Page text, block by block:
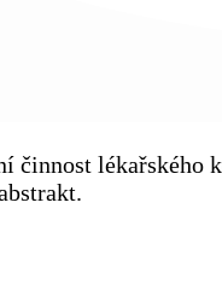
činnost lékařského